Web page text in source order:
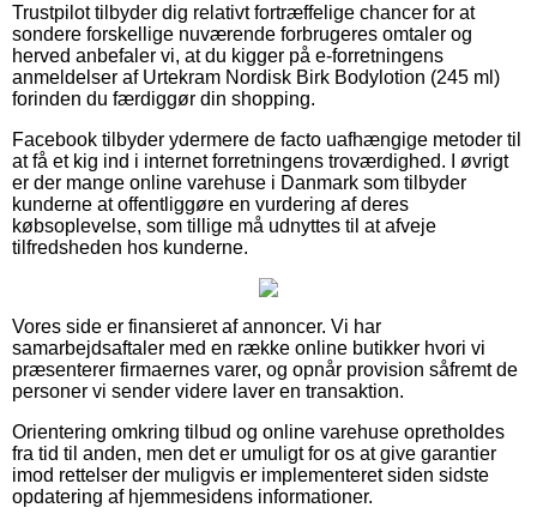
Trustpilot tilbyder dig relativt fortræffelige chancer for at
sondere forskellige nuværende forbrugeres omtaler og
herved anbefaler vi, at du kigger på e-forretningens
anmeldelser af Urtekram Nordisk Birk Bodylotion (245 ml)
forinden du færdiggør din shopping.
Facebook tilbyder ydermere de facto uafhængige metoder til
at få et kig ind i internet forretningens troværdighed. I øvrigt
er der mange online varehuse i Danmark som tilbyder
kunderne at offentliggøre en vurdering af deres
købsoplevelse, som tillige må udnyttes til at afveje
tilfredsheden hos kunderne.
Vores side er finansieret af annoncer. Vi har
samarbejdsaftaler med en række online butikker hvori vi
præsenterer firmaernes varer, og opnår provision såfremt de
personer vi sender videre laver en transaktion.
Orientering omkring tilbud og online varehuse opretholdes
fra tid til anden, men det er umuligt for os at give garantier
imod rettelser der muligvis er implementeret siden sidste
opdatering af hjemmesidens informationer.